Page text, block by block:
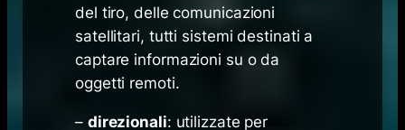
del tiro, delle comunicazioni
satellitari, tutti sistemi destinati a
captare informazioni su o da
oggetti remoti.
– direzionali: utilizzate per